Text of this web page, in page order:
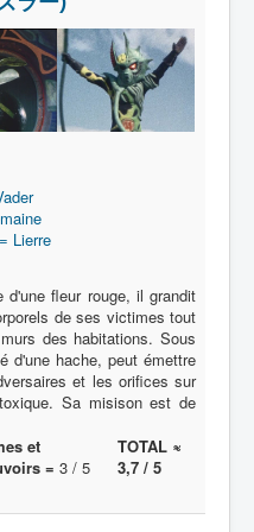
Lierre
fleur rouge, il grandit
de ses victimes tout
des habitations. Sous
d'une hache, peut émettre
et les orifices sur
Sa misison est de
et
= 3 / 5
TOTAL ≈
3,7 / 5